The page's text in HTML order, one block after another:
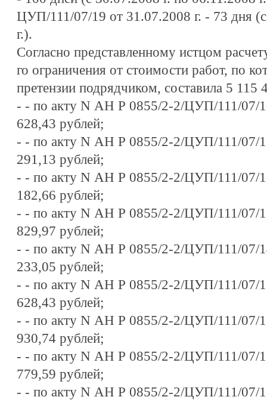
ЦУП/111/07/19 от 31.07.2008 г. - 73 дня
г.).
Согласно представленному истцом
го ограничения от стоимости работ, по
претензии подрядчиком, составила 5 115
- - по акту N АН Р 0855/2-2/ЦУП/111/07/
628,43 рублей;
- - по акту N АН Р 0855/2-2/ЦУП/111/07/
291,13 рублей;
- - по акту N АН Р 0855/2-2/ЦУП/111/07/
182,66 рублей;
- - по акту N АН Р 0855/2-2/ЦУП/111/07/
829,97 рублей;
- - по акту N АН Р 0855/2-2/ЦУП/111/07/
233,05 рублей;
- - по акту N АН Р 0855/2-2/ЦУП/111/07/
628,43 рублей;
- - по акту N АН Р 0855/2-2/ЦУП/111/07/
930,74 рублей;
- - по акту N АН Р 0855/2-2/ЦУП/111/07/
779,59 рублей;
- - по акту N АН Р 0855/2-2/ЦУП/111/07/